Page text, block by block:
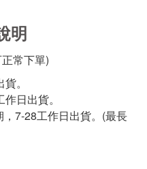
明
常下單)
。
日出貨。
7-28工作日出貨。(最長